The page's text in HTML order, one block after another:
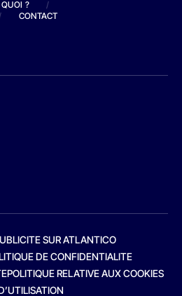
?
/
/ CONTACT
SUR ATLANTICO
DE CONFIDENTIALITE
POLITIQUE RELATIVE AUX COOKIES